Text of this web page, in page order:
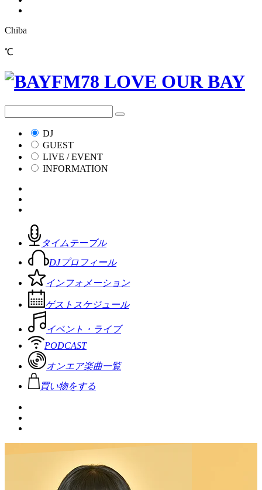
Chiba
℃
DJ
GUEST
LIVE / EVENT
INFORMATION
タイムテーブル
DJプロフィール
インフォメーション
ゲストスケジュール
イベント・ライブ
PODCAST
オンエア楽曲一覧
買い物をする